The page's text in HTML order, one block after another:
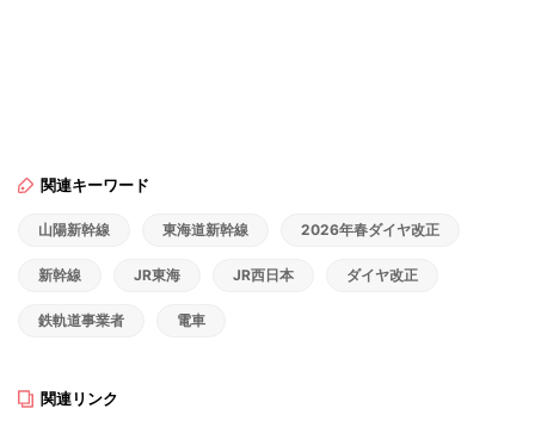
関連キーワード
山陽新幹線 東海道新幹線 2026年春ダイヤ改正
新幹線 JR東海 JR西日本 ダイヤ改正
鉄軌道事業者 電車
関連リンク